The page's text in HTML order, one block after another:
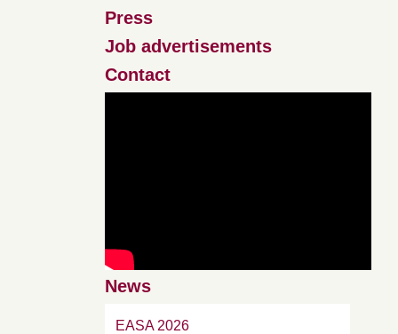
Press
Job advertisements
Contact
News
EASA 2026